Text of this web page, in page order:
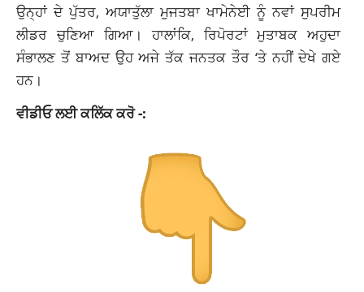
ਉਨ੍ਹਾਂ ਦੇ ਪੁੱਤਰ, ਅਯਾਤੁੱਲਾ ਮੁਜਤਬਾ ਖਾਮੇਨੇਈ ਨੂੰ ਨਵਾਂ ਸੁਪਰੀਮ
ਲੀਡਰ ਚੁਣਿਆ ਗਿਆ। ਹਾਲਾਂਕਿ, ਰਿਪੋਰਟਾਂ ਮੁਤਾਬਕ ਅਹੁਦਾ
ਸੰਭਾਲਣ ਤੋਂ ਬਾਅਦ ਉਹ ਅਜੇ ਤੱਕ ਜਨਤਕ ਤੌਰ ‘ਤੇ ਨਹੀਂ ਦੇਖੇ ਗਏ
ਹਨ।
ਵੀਡੀਓ ਲਈ ਕਲਿੱਕ ਕਰੋ -: